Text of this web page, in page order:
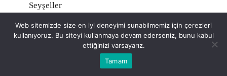
Seyşeller
Sierra Leone
Web sitemizde size en iyi deneyimi sunabilmemiz için çerezleri
kullanıyoruz. Bu siteyi kullanmaya devam ederseniz, bunu kabul
ettiğinizi varsayarız.
Tamam